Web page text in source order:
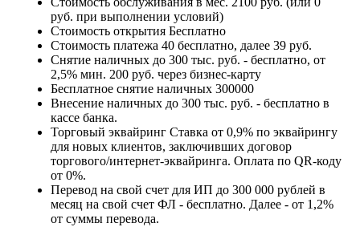
руб. при выполнении условий)
Стоимость открытия Бесплатно
Стоимость платежа 40 бесплатно, далее 39 руб.
Снятие наличных до 300 тыс. руб. - бесплатно, от
2,5% мин. 200 руб. через бизнес-карту
Бесплатное снятие наличных 300000
Внесение наличных до 300 тыс. руб. - бесплатно в
кассе банка.
Торговый эквайринг Ставка от 0,9% по эквайрингу
для новых клиентов, заключивших договор
торгового/интернет-эквайринга. Оплата по QR-коду
от 0%.
Перевод на свой счет для ИП до 300 000 рублей в
месяц на свой счет ФЛ - бесплатно. Далее - от 1,2%
от суммы перевода.